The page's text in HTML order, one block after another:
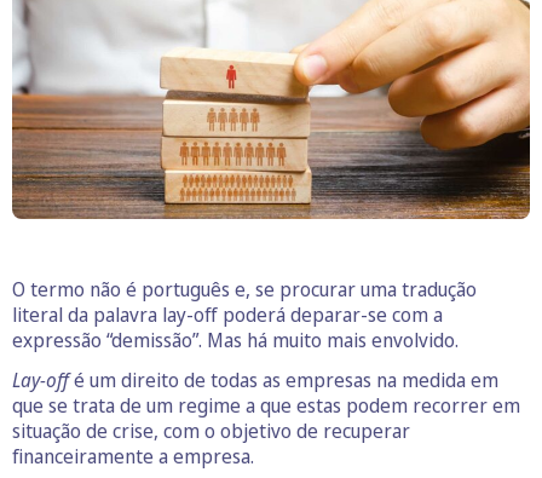
O termo não é português e, se procurar uma tradução
literal da palavra lay-off poderá deparar-se com a
expressão “demissão”. Mas há muito mais envolvido.
Lay-offé um direito de todas as empresas na medida em
que se trata de um regime a que estas podem recorrer em
situação de crise, com o objetivo de recuperar
financeiramente a empresa.